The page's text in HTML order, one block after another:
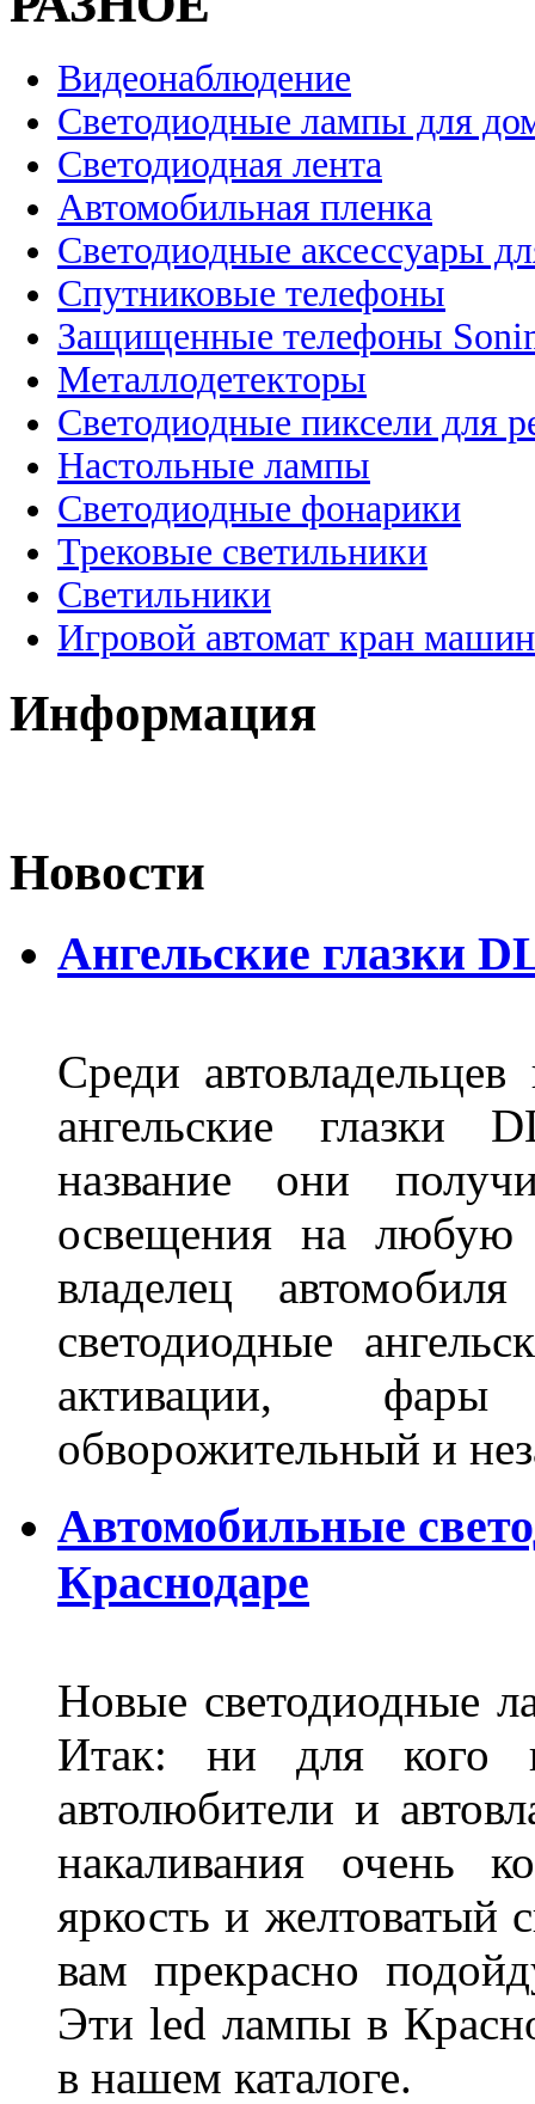
Видеонаблюдение
Светодиодные лампы для
Светодиодная лента
Автомобильная пленка
Светодиодные аксессуары
Спутниковые телефоны
Защищенные телефоны
Металлодетекторы
Светодиодные пиксели для
Настольные лампы
Светодиодные фонарики
Трековые светильники
Светильники
Игровой автомат кран
Информация
Новости
Ангельские глазки
Среди
ангельские глазки
название они
освещения на любую
владелец
светодиодные
активации, фары
обворожительный и
Автомобильные
Краснодаре
Новые светодиодные
Итак: ни для кого
автолюбители и
накаливания очень
яркость и желтоватый
вам прекрасно
Эти led лампы в
в нашем каталоге.